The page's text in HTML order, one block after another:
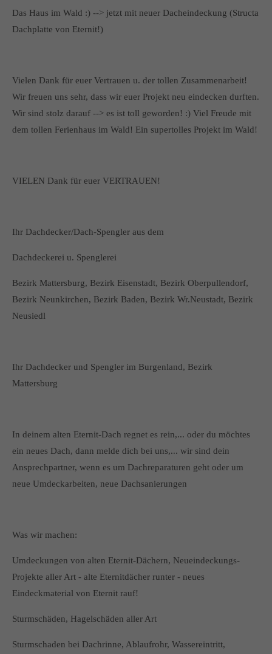
Das Haus im Wald :) --> jetzt mit neuer Dacheindeckung (Structa
Dachplatte von Eternit!)
Vielen Dank für euer Vertrauen u. der tollen Zusammenarbeit!
Wir freuen uns sehr, dass wir euer Projekt neu eindecken durften.
Wir sind stolz darauf --> es ist toll geworden! :) Viel Freude mit
dem tollen Ferienhaus im Wald! Ein supertolles Projekt im Wald!
VIELEN Dank für euer VERTRAUEN!
Ihr Dachdecker/Dach-Spengler aus dem
Dachdeckerei u. Spenglerei
Bezirk Mattersburg, Bezirk Eisenstadt, Bezirk Oberpullendorf,
Bezirk Neunkirchen, Bezirk Baden, Bezirk Wr.Neustadt, Bezirk
Neusiedl
Ihr Dachdecker und Spengler im Burgenland, Bezirk
Mattersburg
In deinem alten Eternit-Dach regnet es rein,... oder du möchtes
ein neues Dach, dann melde dich bei uns,... wir sind dein
Ansprechpartner, wenn es um Dachreparaturen geht oder um
neue Umdeckarbeiten, neue Dachsanierungen
Was wir machen:
Umdeckungen von alten Eternit-Dächern, Neueindeckungs-
Projekte aller Art - alte Eternitdächer runter - neues
Eindeckmaterial von Eternit rauf!
Sturmschäden, Hagelschäden aller Art
Sturmschaden bei Dachrinne, Ablaufrohr, Wassereintritt,